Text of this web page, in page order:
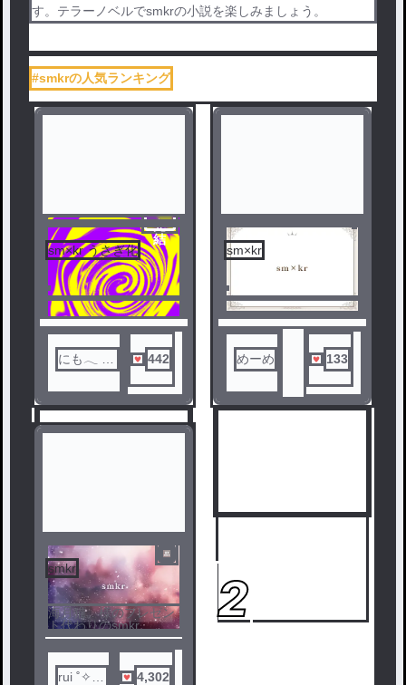
す。テラーノベルでsmkrの小説を楽しみましょう。
#smkrの人気ランキング
完
結
sm×kr うさぎ化
にも‪𓂃 𓈒𓏸
442
1
sm×kr
めーめ 133
2
smkr
海月猫。様のプレゼン
ト代わりのsmkr
rui ˚✧₊⁎
4,302